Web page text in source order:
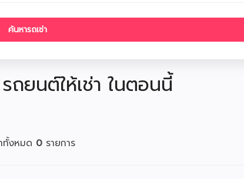
ถยนต์ให้เช่า ในตอนนี้
ทั้งหมด 0 รายการ